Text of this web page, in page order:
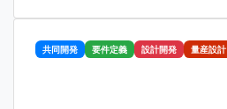
共同開発 要件定義 設計開発 量産設計